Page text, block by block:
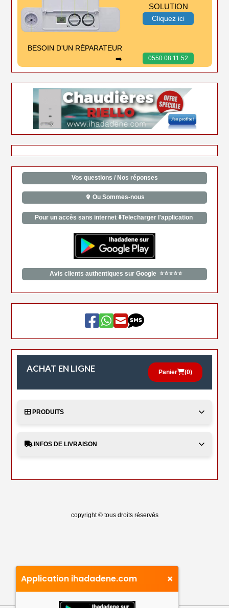
SOLUTION
Cliquez ici
0550 08 11 52
BESOIN D'UN RÉPARATEUR
➡️
Vos questions / Nos réponses
Ou Sommes-nous
Pour un accès sans internet ⬇️Telecharger l'application
Avis clients authentiques sur Google ⭐⭐⭐⭐⭐
ACHAT EN LIGNE Panier (0)
PRODUITS
INFOS DE LIVRAISON
copyright © tous droits réservés
Application ihadadene.com ×